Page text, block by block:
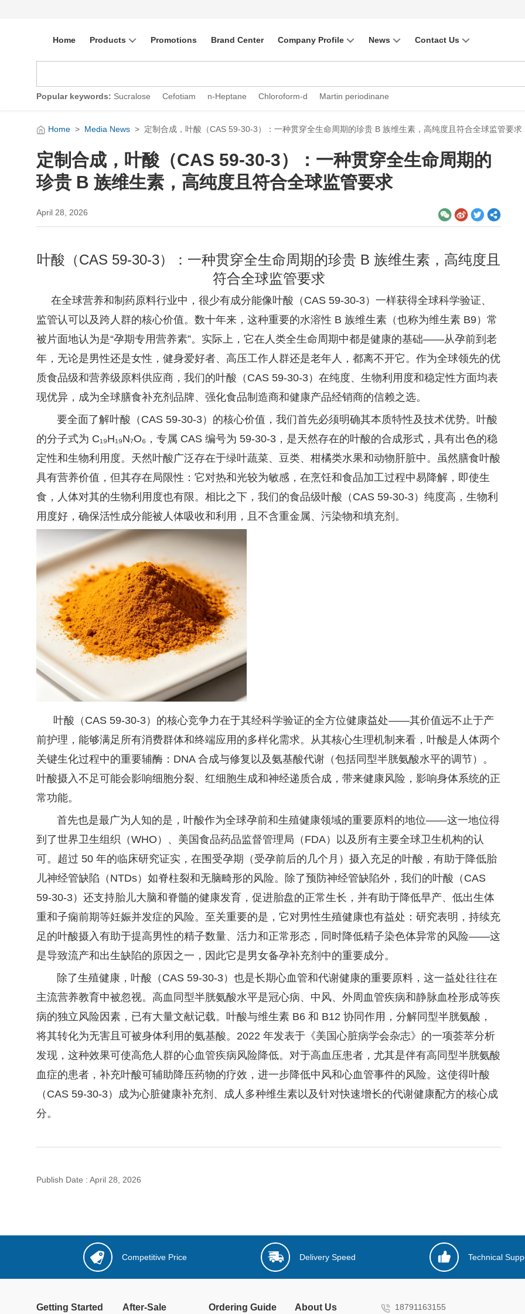
Home Products Promotions Brand Center Company Profile News Contact Us
Popular keywords: Sucralose Cefotiam n-Heptane Chloroform-d Martin periodinane
Home > Media News > 定制合成，叶酸（CAS 59-30-3）：一种贯穿全生命周期的珍贵 B 族维生素，高纯度且符合全球监管要求
定制合成，叶酸（CAS 59-30-3）：一种贯穿全生命周期的
珍贵 B 族维生素，高纯度且符合全球监管要求
April 28, 2026
叶酸（CAS 59-30-3）：一种贯穿全生命周期的珍贵 B 族维生素，高纯度且
符合全球监管要求
在全球营养和制药原料行业中，很少有成分能像叶酸（CAS 59-30-3）一样获得全球科学验证、
监管认可以及跨人群的核心价值。数十年来，这种重要的水溶性 B 族维生素（也称为维生素 B9）常
被片面地认为是“孕期专用营养素”。实际上，它在人类全生命周期中都是健康的基础——从孕前到老
年，无论是男性还是女性，健身爱好者、高压工作人群还是老年人，都离不开它。作为全球领先的优
质食品级和营养级原料供应商，我们的叶酸（CAS 59-30-3）在纯度、生物利用度和稳定性方面均表
现优异，成为全球膳食补充剂品牌、强化食品制造商和健康产品经销商的信赖之选。
要全面了解叶酸（CAS 59-30-3）的核心价值，我们首先必须明确其本质特性及技术优势。叶酸
的分子式为 C₁₉H₁₉N₇O₆，专属 CAS 编号为 59-30-3，是天然存在的叶酸的合成形式，具有出色的稳
定性和生物利用度。天然叶酸广泛存在于绿叶蔬菜、豆类、柑橘类水果和动物肝脏中。虽然膳食叶酸
具有营养价值，但其存在局限性：它对热和光较为敏感，在烹饪和食品加工过程中易降解，即使生
食，人体对其的生物利用度也有限。相比之下，我们的食品级叶酸（CAS 59-30-3）纯度高，生物利
用度好，确保活性成分能被人体吸收和利用，且不含重金属、污染物和填充剂。
叶酸（CAS 59-30-3）的核心竞争力在于其经科学验证的全方位健康益处——其价值远不止于产
前护理，能够满足所有消费群体和终端应用的多样化需求。从其核心生理机制来看，叶酸是人体两个
关键生化过程中的重要辅酶：DNA 合成与修复以及氨基酸代谢（包括同型半胱氨酸水平的调节）。
叶酸摄入不足可能会影响细胞分裂、红细胞生成和神经递质合成，带来健康风险，影响身体系统的正
常功能。
首先也是最广为人知的是，叶酸作为全球孕前和生殖健康领域的重要原料的地位——这一地位得
到了世界卫生组织（WHO）、美国食品药品监督管理局（FDA）以及所有主要全球卫生机构的认
可。超过 50 年的临床研究证实，在围受孕期（受孕前后的几个月）摄入充足的叶酸，有助于降低胎
儿神经管缺陷（NTDs）如脊柱裂和无脑畸形的风险。除了预防神经管缺陷外，我们的叶酸（CAS
59-30-3）还支持胎儿大脑和脊髓的健康发育，促进胎盘的正常生长，并有助于降低早产、低出生体
重和子痫前期等妊娠并发症的风险。至关重要的是，它对男性生殖健康也有益处：研究表明，持续充
足的叶酸摄入有助于提高男性的精子数量、活力和正常形态，同时降低精子染色体异常的风险——这
是导致流产和出生缺陷的原因之一，因此它是男女备孕补充剂中的重要成分。
除了生殖健康，叶酸（CAS 59-30-3）也是长期心血管和代谢健康的重要原料，这一益处往往在
主流营养教育中被忽视。高血同型半胱氨酸水平是冠心病、中风、外周血管疾病和静脉血栓形成等疾
病的独立风险因素，已有大量文献记载。叶酸与维生素 B6 和 B12 协同作用，分解同型半胱氨酸，
将其转化为无害且可被身体利用的氨基酸。2022 年发表于《美国心脏病学会杂志》的一项荟萃分析
发现，这种效果可使高危人群的心血管疾病风险降低。对于高血压患者，尤其是伴有高同型半胱氨酸
血症的患者，补充叶酸可辅助降压药物的疗效，进一步降低中风和心血管事件的风险。这使得叶酸
（CAS 59-30-3）成为心脏健康补充剂、成人多种维生素以及针对快速增长的代谢健康配方的核心成
分。
Publish Date : April 28, 2026
Competitive Price Delivery Speed Technical
Getting Started
After-Sale
Ordering Guide About Us 18791163155